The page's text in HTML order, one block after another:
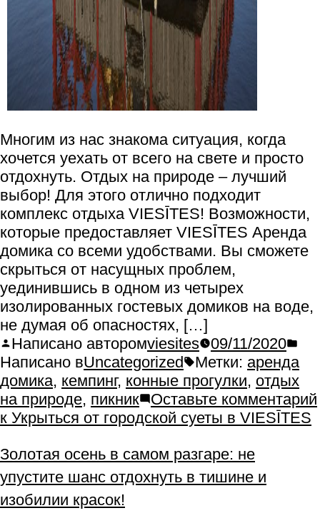
Многим из нас знакома ситуация, когда
хочется уехать от всего на свете и просто
отдохнуть. Отдых на природе – лучший
выбор! Для этого отлично подходит
комплекс отдыха VIESĪTES! Возможности,
которые предоставляет VIESĪTES Аренда
домика со всеми удобствами. Вы сможете
скрыться от насущных проблем,
уединившись в одном из четырех
изолированных гостевых домиков на воде,
не думая об опасностях, […]
Написано авторомviesites
09/11/2020
Написано вUncategorized Метки: аренда
домика, кемпинг, конные прогулки, отдых
на природе, пикник
Оставьте комментарий
к Укрыться от городской суеты в VIESĪTES
Золотая осень в самом разгаре: не
упустите шанс отдохнуть в тишине и
изобилии красок!